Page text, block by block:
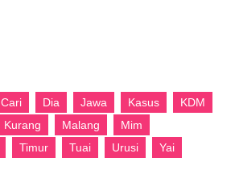
Cari Dia Jawa Kasus
KDM
Kurang Malang
Mim
Timur Tuai Urusi Yai